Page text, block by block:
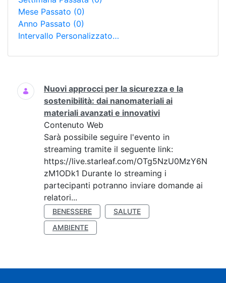
Mese Passato (0)
Anno Passato (0)
Intervallo Personalizzato…
Ricerca
Nuovi approcci per la sicurezza e la
sostenibilità: dai nanomateriali ai
materiali avanzati e innovativi
Contenuto Web
Sarà possibile seguire l'evento in
streaming tramite il seguente link:
https://live.starleaf.com/OTg5NzU0MzY6N
zM1ODk1 Durante lo streaming i
partecipanti potranno inviare domande ai
relatori...
BENESSERE
SALUTE
AMBIENTE